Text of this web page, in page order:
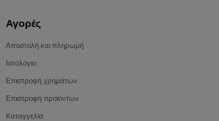
Αγορές
Αποστολή και πληρωμή
Ιστολόγιο
Επιστροφή χρημάτων
Επιστροφή προϊόντων
Καταγγελία